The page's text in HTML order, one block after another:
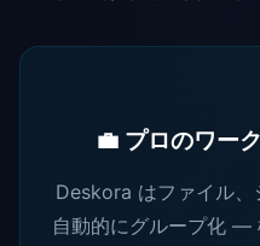
💼 プロのワー
Deskora はファイル、
自動的にグループ化 —